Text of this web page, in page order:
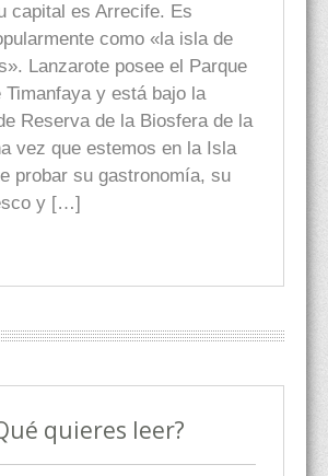
capital es Arrecife. Es
como «la isla de
Lanzarote posee el Parque
Timanfaya y está bajo la
Reserva de la Biosfera de la
vez que estemos en la Isla
probar su gastronomía, su
y […]
quieres leer?